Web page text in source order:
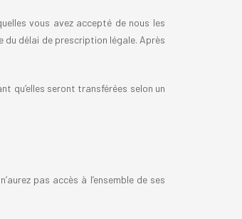
vous avez accepté de nous les
délai de prescription légale. Après
qu’elles seront transférées selon un
pas accès à l’ensemble de ses